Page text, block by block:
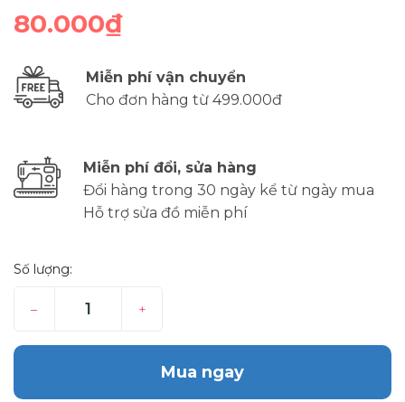
80.000₫
Miễn phí vận chuyển
Cho đơn hàng từ 499.000đ
Miễn phí đổi, sửa hàng
Đổi hàng trong 30 ngày kể từ ngày mua
Hỗ trợ sửa đồ miễn phí
Số lượng:
– +
Mua ngay